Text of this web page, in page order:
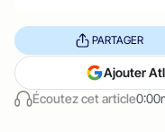
Écoutez cet article
PARTAGER
Ajouter